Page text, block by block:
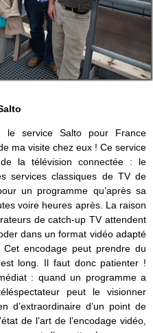
le service Salto pour France
ma visite chez eux ! Ce service
la télévision connectée : le
services classiques de TV de
un programme qu’après sa
voire heures après. La raison
de catch-up TV attendent
dans un format vidéo adapté
encodage peut prendre du
long. Il faut donc patienter !
: quand un programme a
peut le visionner
d’extraordinaire d’un point de
de l’art de l’encodage vidéo,